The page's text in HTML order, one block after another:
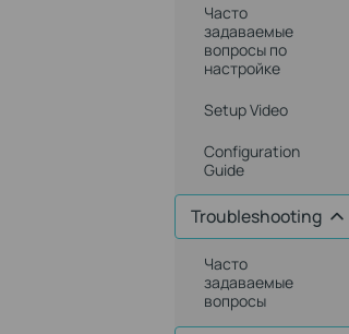
Часто
задаваемые
вопросы по
настройке
Setup Video
Configuration
Guide
Troubleshooting
Часто
задаваемые
вопросы